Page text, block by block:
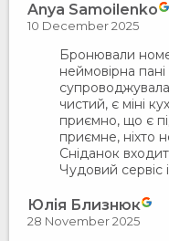
Anya Samoilenko
10 December 2025
Бронювали
неймовірна
чистий, є міні
приємно, що є
приємне, ніхто
Сніданок
Чудовий сервіс
Юлія Близнюк
28 November 2025